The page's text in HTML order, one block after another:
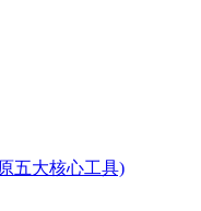
五大核心工具)